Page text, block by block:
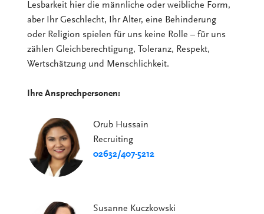
Lesbarkeit hier die männliche oder weibliche Form,
aber Ihr Geschlecht, Ihr Alter, eine Behinderung
oder Religion spielen für uns keine Rolle – für uns
zählen Gleichberechtigung, Toleranz, Respekt,
Wertschätzung und Menschlichkeit.
Ihre Ansprechpersonen:
Orub Hussain
Recruiting
02632/407-5212
Susanne Kuczkowski